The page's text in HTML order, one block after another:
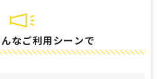
なご利用シーンで